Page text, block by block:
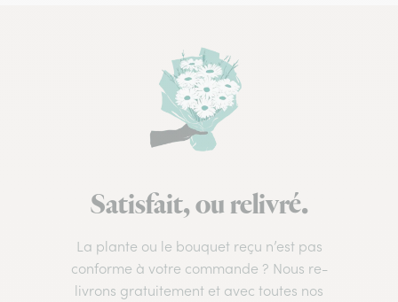
Satisfait, ou relivré.
La plante ou le bouquet reçu n’est pas
conforme à votre commande ? Nous re-
livrons gratuitement et avec toutes nos